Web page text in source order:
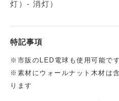
灯）- 消灯）
特記事項
※市販のLED電球も使用可能です
※素材にウォールナット木材は
ります